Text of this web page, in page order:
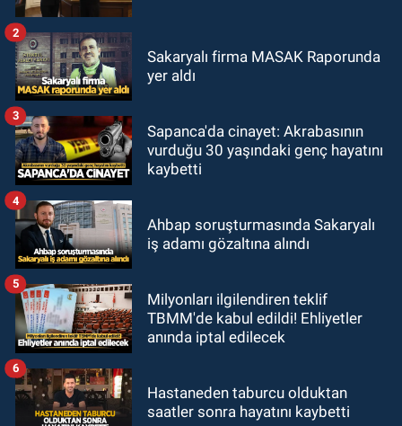
Sakaryalı firma MASAK Raporunda
yer aldı
2
Sapanca'da cinayet: Akrabasının
vurduğu 30 yaşındaki genç hayatını
kaybetti
3
Ahbap soruşturmasında Sakaryalı
iş adamı gözaltına alındı
4
Milyonları ilgilendiren teklif
TBMM'de kabul edildi! Ehliyetler
anında iptal edilecek
5
Hastaneden taburcu olduktan
saatler sonra hayatını kaybetti
6